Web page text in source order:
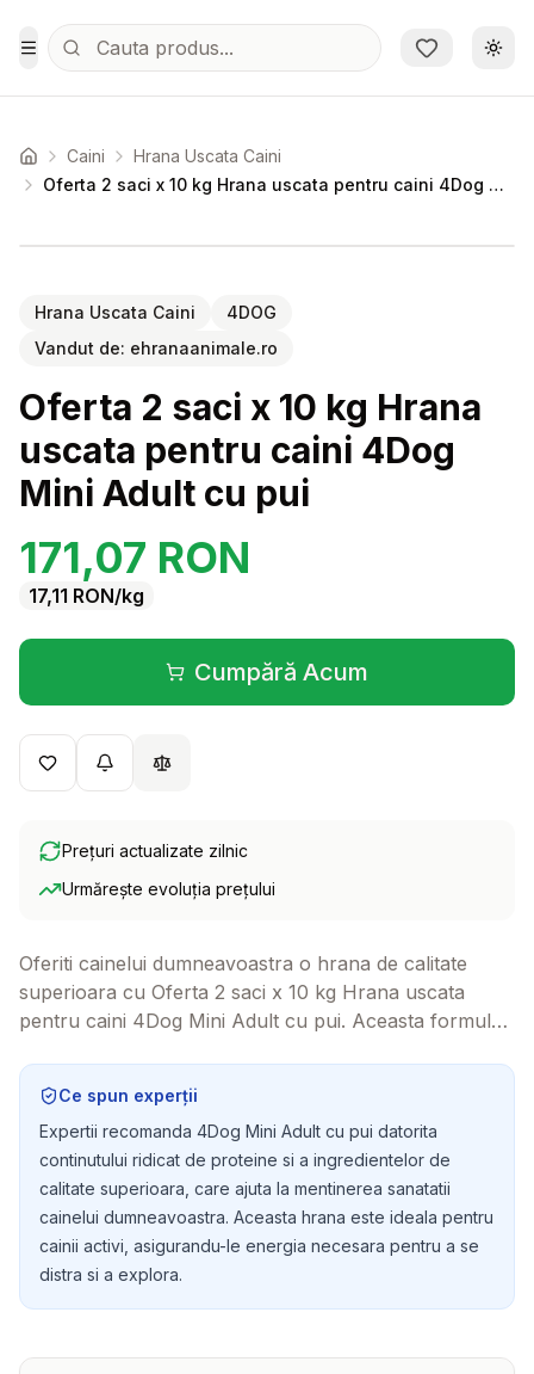
Sari la conținutul principal
Toggle Menu
Acasa Caini
Hrana Uscata Caini
Oferta 2 saci x 10 kg Hrana uscata pentru caini 4Dog Mini Adult cu pui
Hrana Uscata Caini
4DOG
Vandut de: ehranaanimale.ro
Oferta 2 saci x 10 kg Hrana
uscata pentru caini 4Dog
Mini Adult cu pui
171,07 RON
17,11 RON/kg
Cumpără Acum
(se deschide într-o filă
Prețuri actualizate zilnic
Urmărește evoluția prețului
Oferiti cainelui dumneavoastra o hrana de calitate
superioara cu Oferta 2 saci x 10 kg Hrana uscata
pentru caini 4Dog Mini Adult cu pui. Aceasta formula
ingrediente nutritive esentiale care sustin sanatatea si
energia prietenului dumneavoastra patruped.
Ce spun experții
Expertii recomanda 4Dog Mini Adult cu pui datorita
continutului ridicat de proteine si a ingredientelor de
calitate superioara, care ajuta la mentinerea sanatatii
cainelui dumneavoastra. Aceasta hrana este ideala pentru
cainii activi, asigurandu-le energia necesara pentru a se
distra si a explora.